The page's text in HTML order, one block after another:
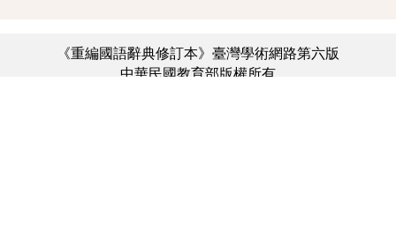
《重編國語辭典修訂本》臺灣學術網路第六版
中華民國教育部版權所有